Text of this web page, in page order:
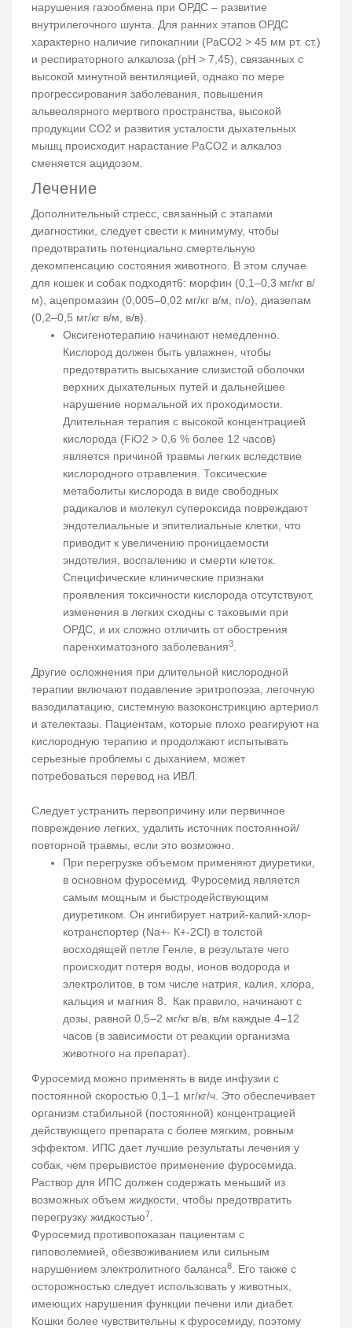
нарушения газообмена при ОРДС – развитие
внутрилегочного шунта. Для ранних этапов ОРДС
характерно наличие гипокапнии (РаСО2 > 45 мм рт. ст.)
и респираторного алкалоза (рН > 7,45), связанных с
высокой минутной вентиляцией, однако по мере
прогрессирования заболевания, повышения
альвеолярного мертвого пространства, высокой
продукции CO2 и развития усталости дыхательных
мышц происходит нарастание РаСО2 и алкалоз
сменяется ацидозом.
Лечение
Дополнительный стресс, связанный с этапами
диагностики, следует свести к минимуму, чтобы
предотвратить потенциально смертельную
декомпенсацию состояния животного. В этом случае
для кошек и собак подходят6: морфин (0,1–0,3 мг/кг в/
м), ацепромазин (0,005–0,02 мг/кг в/м, п/о), диазепам
(0,2–0,5 мг/кг в/м, в/в).
Оксигенотерапию начинают немедленно.
Кислород должен быть увлажнен, чтобы
предотвратить высыхание слизистой оболочки
верхних дыхательных путей и дальнейшее
нарушение нормальной их проходимости.
Длительная терапия с высокой концентрацией
кислорода (FiO2 > 0,6 % более 12 часов)
является причиной травмы легких вследствие
кислородного отравления. Токсические
метаболиты кислорода в виде свободных
радикалов и молекул супероксида повреждают
эндотелиальные и эпителиальные клетки, что
приводит к увеличению проницаемости
эндотелия, воспалению и смерти клеток.
Специфические клинические признаки
проявления токсичности кислорода отсутствуют,
изменения в легких сходны с таковыми при
ОРДС, и их сложно отличить от обострения
паренхиматозного заболевания3
Другие осложнения при длительной кислородной
терапии включают подавление эритропоэза, легочную
вазодилатацию, системную вазоконстрикцию артериол
и ателектазы. Пациентам, которые плохо реагируют на
кислородную терапию и продолжают испытывать
серьезные проблемы с дыханием, может
потребоваться перевод на ИВЛ.
Следует устранить первопричину или первичное
повреждение легких, удалить источник постоянной/
повторной травмы, если это возможно.
При перегрузке объемом применяют диуретики,
в основном фуросемид. Фуросемид является
самым мощным и быстродействующим
диуретиком. Он ингибирует натрий-калий-хлор-
котранспортер (Na+- К+-2Cl) в толстой
восходящей петле Генле, в результате чего
происходит потеря воды, ионов водорода и
электролитов, в том числе натрия, калия, хлора,
кальция и магния 8. Как правило, начинают с
дозы, равной 0,5–2 мг/кг в/в, в/м каждые 4–12
часов (в зависимости от реакции организма
животного на препарат).
Фуросемид можно применять в виде инфузии с
постоянной скоростью 0,1–1 мг/кг/ч. Это обеспечивает
организм стабильной (постоянной) концентрацией
действующего препарата с более мягким, ровным
эффектом. ИПС дает лучшие результаты лечения у
собак, чем прерывистое применение фуросемида.
Раствор для ИПС должен содержать меньший из
возможных объем жидкости, чтобы предотвратить
перегрузку жидкостью7
Фуросемид противопоказан пациентам с
гиповолемией, обезвоживанием или сильным
нарушением электролитного баланса8
. Его также с
осторожностью следует использовать у животных,
имеющих нарушения функции печени или диабет.
Кошки более чувствительны к фуросемиду, поэтому